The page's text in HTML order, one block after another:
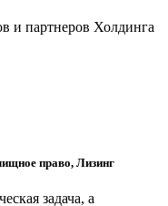
и партнеров Холдинга
право, Лизинг
задача, а